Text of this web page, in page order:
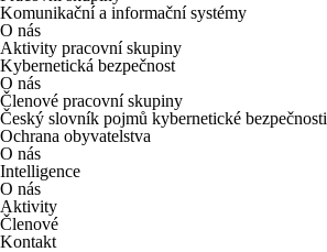
Komunikační a informační systémy
O nás
Aktivity pracovní skupiny
Kybernetická bezpečnost
O nás
Členové pracovní skupiny
Český slovník pojmů kybernetické bezpečnosti
Ochrana obyvatelstva
O nás
Intelligence
O nás
Aktivity
Členové
Kontakt